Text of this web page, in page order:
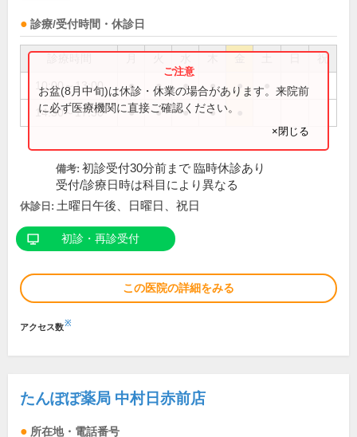
診療/受付時間・休診日
祝
10:00～13:00 ● ● ● ● ●
14:30～17:30 ● ● ● ●
お盆(8月中旬)は休診・休業の場合があります。来院前
に必ず医療機関に直接ご確認ください。
×閉じる
備考: 初診受付30分前まで 臨時休診あり
受付/診療日時は科目により異なる
休診日: 土曜日午後、日曜日、祝日
初診・再診受付
この医院の詳細をみる
アクセス数※
たんぽぽ薬局 中村日赤前店
所在地・電話番号